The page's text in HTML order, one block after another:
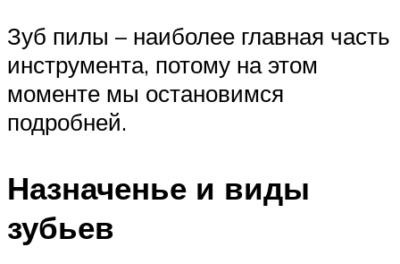
Зуб пилы – наиболее главная часть
инструмента, потому на этом
моменте мы остановимся
подробней.
Назначенье и виды
зубьев